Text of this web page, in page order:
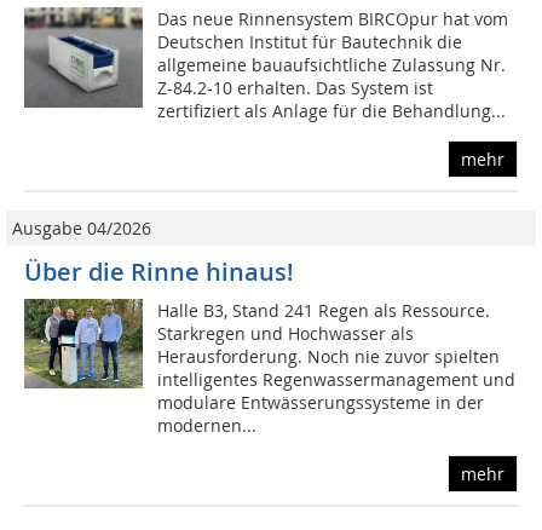
Das neue Rinnensystem BIRCOpur hat vom
Deutschen Institut für Bautechnik die
allgemeine bauaufsichtliche Zulassung Nr.
Z-84.2-10 erhalten. Das System ist
zertifiziert als Anlage für die Behandlung...
mehr
Ausgabe 04/2026
Über die Rinne hinaus!
Halle B3, Stand 241 Regen als Ressource.
Starkregen und Hochwasser als
Herausforderung. Noch nie zuvor spielten
intelligentes Regenwassermanagement und
modulare Entwässerungssysteme in der
modernen...
mehr